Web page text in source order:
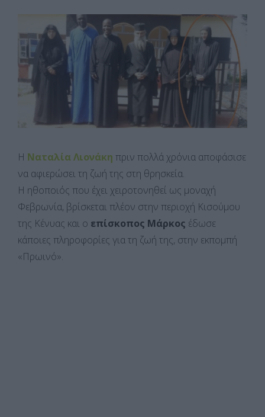
Η Ναταλία Λιονάκη πριν πολλά χρόνια αποφάσισε
να αφιερώσει τη ζωή της στη θρησκεία.
Η ηθοποιός που έχει χειροτονηθεί ως μοναχή
Φεβρωνία, βρίσκεται πλέον στην περιοχή Κισούμου
της Κένυας και ο επίσκοπος Μάρκος έδωσε
κάποιες πληροφορίες για τη ζωή της, στην εκπομπή
«Πρωινό».